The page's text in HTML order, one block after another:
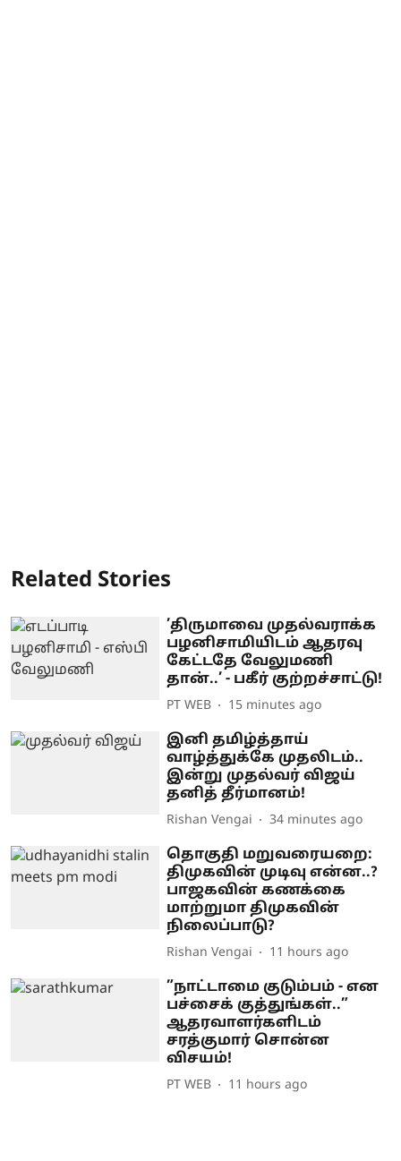
Related Stories
’திருமாவை முதல்வராக்க
பழனிசாமியிடம் ஆதரவு
கேட்டதே வேலுமணி
தான்..’ - பகீர் குற்றச்சாட்டு!
PT WEB 15 minutes ago
இனி தமிழ்த்தாய்
வாழ்த்துக்கே முதலிடம்..
இன்று முதல்வர் விஜய்
தனித் தீர்மானம்!
Rishan Vengai 34 minutes ago
தொகுதி மறுவரையறை:
திமுகவின் முடிவு என்ன..?
பாஜகவின் கணக்கை
மாற்றுமா திமுகவின்
நிலைப்பாடு?
Rishan Vengai 11 hours ago
”நாட்டாமை குடும்பம் - என
பச்சைக் குத்துங்கள்..”
ஆதரவாளர்களிடம்
சரத்குமார் சொன்ன
விசயம்!
PT WEB 11 hours ago